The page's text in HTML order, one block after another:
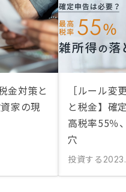
金対策と
家の現
［ルール変
と税金】確
高税率55％
穴
投資する